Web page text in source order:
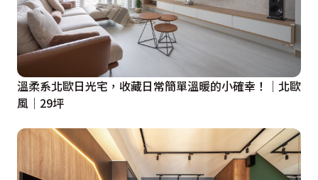
溫柔系北歐日光宅，收藏日常簡單溫暖的小確幸！│北歐
風│29坪